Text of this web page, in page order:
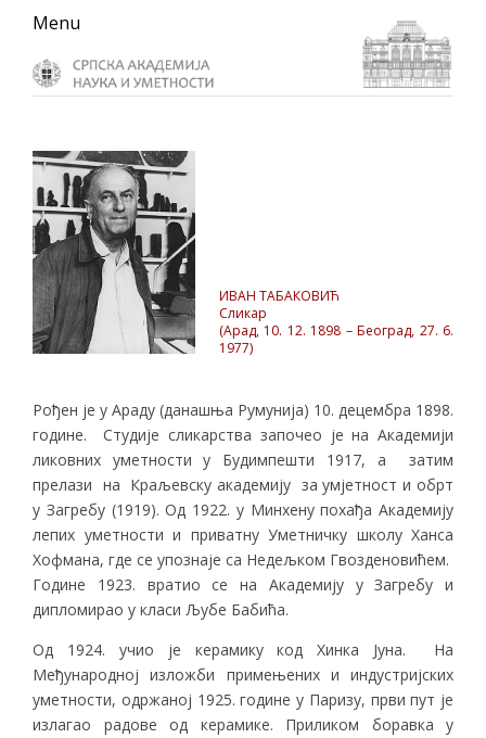
Skip
primary
navigation
Skip
main
content
Skip
primary
sidebar
Menu
ИВАН ТАБАКОВИЋ
Сликар
(Арад, 10. 12. 1898 – Београд, 27. 6.
1977)
Рођен је у Араду (данашња Румунија) 10. децембра 1898.
године. Студије сликарства започео је на Академији
ликовних уметности у Будимпешти 1917, а затим
прелази на Краљевску академију за умјетност и обрт
у Загребу (1919). Од 1922. у Минхену похађа Академију
лепих уметности и приватну Уметничку школу Ханса
Хофмана, где се упознаје са Недељком Гвозденовићем.
Године 1923. вратио се на Академију у Загребу и
дипломирао у класи Љубе Бабића.
Од 1924. учио је керамику код Хинка Јуна. На
Међународној изложби примењених и индустријских
уметности, одржаној 1925. године у Паризу, први пут је
излагао радове од керамике. Приликом боравка у